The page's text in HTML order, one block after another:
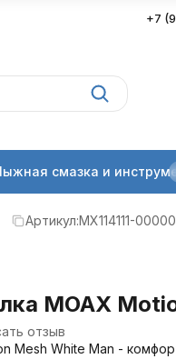
+7
смазка и
Артикул:MX114111-00000
MOAX
отзыв
Mesh White Man -